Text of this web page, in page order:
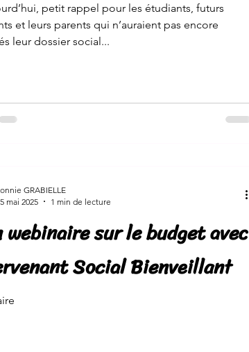
petit rappel pour les étudiants, futurs
et leurs parents qui n’auraient pas encore
leur dossier social...
webinaire sur le budget avec
Social Bienveillant
GRABIELLE
mai 2025
1 min de lecture